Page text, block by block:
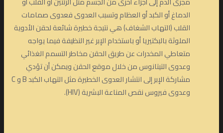
الدماغ أو الكبد أو العظام وتسبب العدوى فعدوى صمامات
القلب (التهاب الشغاف) هي نتيجة خطيرة شائعة لحقن الأدوية
الملوثة بالبكتيريا أو باستخدام الإبر غير النظيفة فيما يواجه
متعاطي المخدرات عن طريق الحقن مخاطر التسمم الغذائي
وعدوى التيتانوس من خلال موقع الحقن ويمكن أن تؤدي
مشاركة الإبر إلى انتشار العدوى الخطيرة مثل التهاب الكبد B و C
وعدوى فيروس نقص المناعة البشرية (HIV).